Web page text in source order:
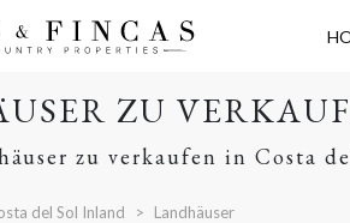
ZU
zu verkaufen in Costa
del Sol Inland Landhäuser